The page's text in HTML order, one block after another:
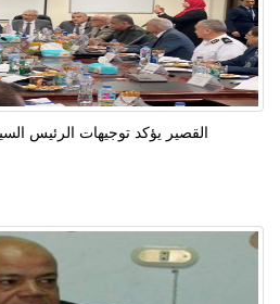
القصير يؤكد توجيهات الرئيس